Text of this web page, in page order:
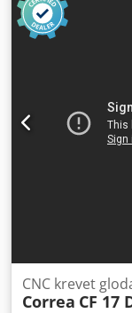
CNC krevet
Correa CF 17